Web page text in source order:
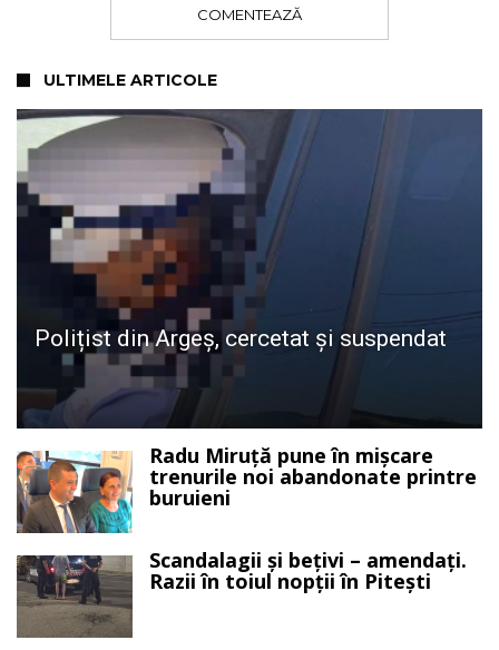
COMENTEAZĂ
ULTIMELE ARTICOLE
Polițist din Argeș, cercetat și suspendat
Radu Miruță pune în mișcare
trenurile noi abandonate printre
buruieni
Scandalagii și bețivi – amendați.
Razii în toiul nopții în Pitești